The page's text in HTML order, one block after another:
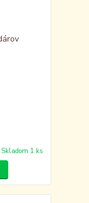
Skladom 1 ks